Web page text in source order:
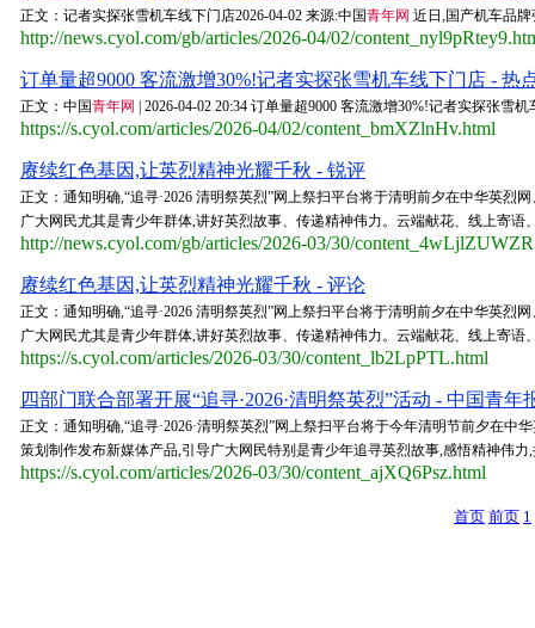
正文：记者实探张雪机车线下门店2026-04-02 来源:中国青年网 近日,国产机车品
http://news.cyol.com/gb/articles/2026-04/02/
订单量超9000 客流激增30%!记者实探张雪机车线下门店 - 热
正文：中国青年网 | 2026-04-02 20:34 订单量超9000 客流激增30%!记者实探张雪
https://s.cyol.com/articles/2026-04/02/content_bmXZlnHv.html
赓续红色基因,让英烈精神光耀千秋 - 锐评
正文：通知明确,“追寻·2026 清明祭英烈”网上祭扫平台将于清明前夕在中华英烈
广大网民尤其是青少年群体,讲好英烈故事、传递精神伟力。云端献花、线上寄
http://news.cyol.com/gb/articles/2026-03/30/
赓续红色基因,让英烈精神光耀千秋 - 评论
正文：通知明确,“追寻·2026 清明祭英烈”网上祭扫平台将于清明前夕在中华英烈
广大网民尤其是青少年群体,讲好英烈故事、传递精神伟力。云端献花、线上寄
https://s.cyol.com/articles/2026-03/30/content_lb2LpPTL.html
四部门联合部署开展“追寻·2026·清明祭英烈”活动 - 中国青年
正文：通知明确,“追寻·2026·清明祭英烈”网上祭扫平台将于今年清明节前夕在中
策划制作发布新媒体产品,引导广大网民特别是青少年追寻英烈故事,感悟精神伟
https://s.cyol.com/articles/2026-03/30/content_ajXQ6Psz.html
首页 前页 1